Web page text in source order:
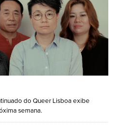
do Queer Lisboa exibe
semana.